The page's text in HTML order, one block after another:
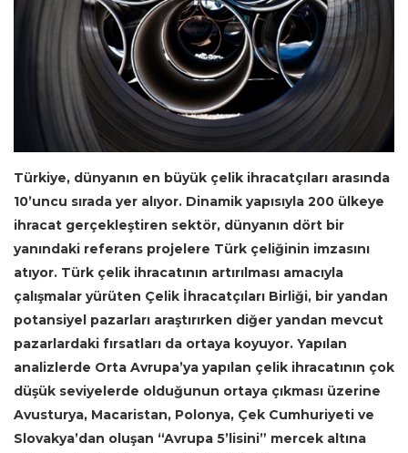
Türkiye, dünyanın en büyük çelik ihracatçıları arasında
10’uncu sırada yer alıyor. Dinamik yapısıyla 200 ülkeye
ihracat gerçekleştiren sektör, dünyanın dört bir
yanındaki referans projelere Türk çeliğinin imzasını
atıyor. Türk çelik ihracatının artırılması amacıyla
çalışmalar yürüten Çelik İhracatçıları Birliği, bir yandan
potansiyel pazarları araştırırken diğer yandan mevcut
pazarlardaki fırsatları da ortaya koyuyor. Yapılan
analizlerde Orta Avrupa’ya yapılan çelik ihracatının çok
düşük seviyelerde olduğunun ortaya çıkması üzerine
Avusturya, Macaristan, Polonya, Çek Cumhuriyeti ve
Slovakya’dan oluşan “Avrupa 5’lisini” mercek altına